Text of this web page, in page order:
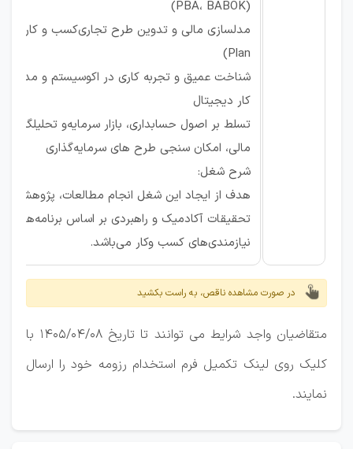
(PBA، BABOK)
ﻣﺪﻟﺴﺎﺯی ﻣﺎﻟﯽ ﻭ ﺗﺪﻭﯾﻦ ﻃﺮﺡ ﺗﺠﺎﺭیﮐﺴﺐ ﻭ ﮐﺎﺭ
Plan)
ﺷﻨﺎﺧﺖ ﻋﻤﻴﻖ ﻭ ﺗﺠﺮﺑﻪ ﮐﺎﺭی ﺩﺭ ﺍﮐﻮﺳﻴﺴﺘﻢ ﻭ
ﮐﺎﺭ ﺩﯾﺠﻴﺘﺎﻝ
ﺗﺴﻠﻂ ﺑﺮ ﺍﺻﻮﻝ ﺣﺴﺎﺑﺪﺍﺭی، ﺑﺎﺯﺍﺭ ﺳﺮﻣﺎﯾﻪﻭ ﺗﺤﻠﻴﻠﮕﺮی
ﻣﺎﻟﯽ، ﺍﻣﮑﺎﻥ ﺳﻨﺠﯽ ﻃﺮﺡ ﻫﺎی ﺳﺮﻣﺎﯾﻪﮔﺬﺍﺭی
شرح شغل:
هدف از ایجاد این شغل انجام مطالعات، پژوهش و
تحقیقات آکادمیک و راهبردی بر اساس برنامه‌های
نیازمندی‌های کسب وکار می‌باشد.
در صورت مشاهده ناقص، به راست بکشید
متقاضیان واجد شرایط می توانند تا تاریخ 1405/04/08 با
کلیک روی لینک تکمیل فرم استخدام رزومه خود را ارسال
نمایند.